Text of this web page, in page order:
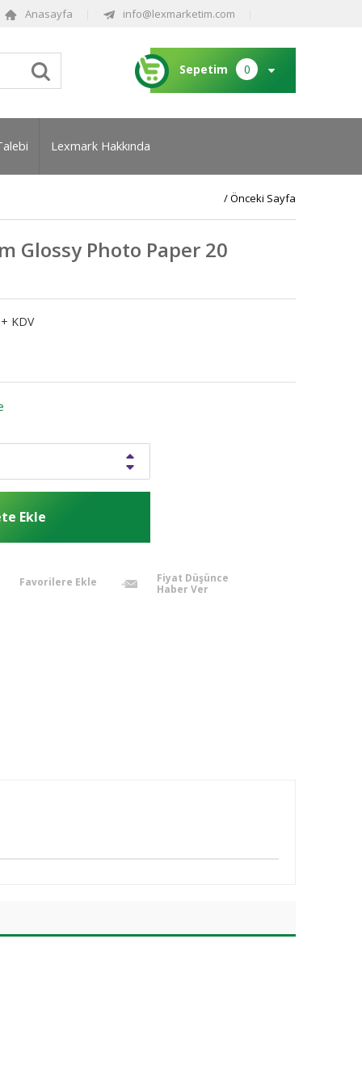
Anasayfa info@lexmarketim.com
Sepetim 0
Lexmark Hakkında
/ Önceki Sayfa
Glossy Photo Paper 20
+ KDV
Favorilere Ekle
Fiyat Düşünce
Haber Ver